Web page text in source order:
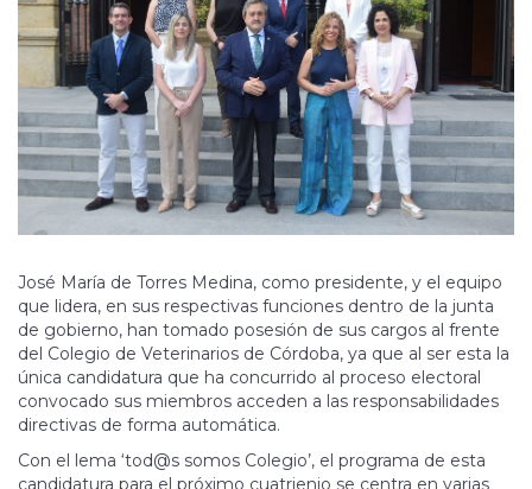
José María de Torres Medina, como presidente, y el equipo
que lidera, en sus respectivas funciones dentro de la junta
de gobierno, han tomado posesión de sus cargos al frente
del Colegio de Veterinarios de Córdoba, ya que al ser esta la
única candidatura que ha concurrido al proceso electoral
convocado sus miembros acceden a las responsabilidades
directivas de forma automática.
Con el lema ‘tod@s somos Colegio’, el programa de esta
candidatura para el próximo cuatrienio se centra en varias